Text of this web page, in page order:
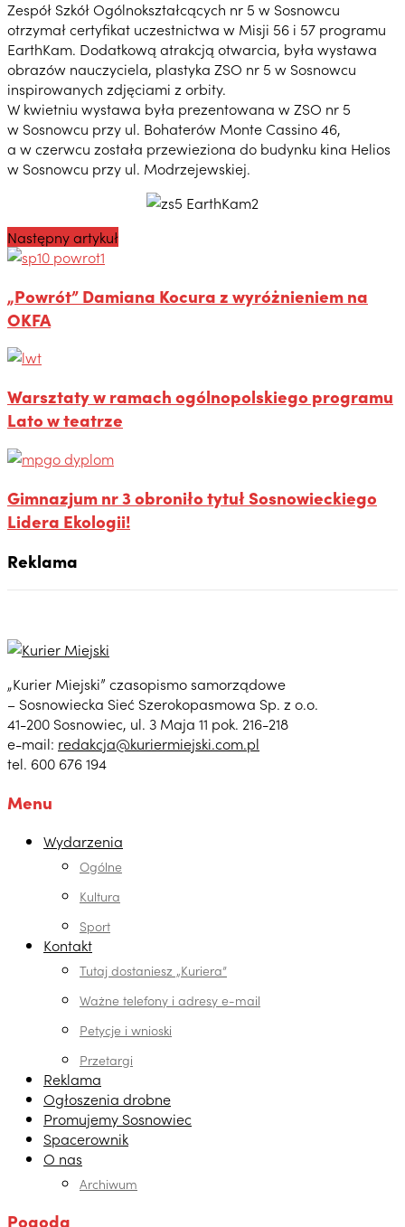
Zespół Szkół Ogólnokształcących nr 5 w Sosnowcu
otrzymał certyfikat uczestnictwa w Misji 56 i 57 programu
EarthKam. Dodatkową atrakcją otwarcia, była wystawa
obrazów nauczyciela, plastyka ZSO nr 5 w Sosnowcu
inspirowanych zdjęciami z orbity.
W kwietniu wystawa była prezentowana w ZSO nr 5
w Sosnowcu przy ul. Bohaterów Monte Cassino 46,
a w czerwcu została przewieziona do budynku kina Helios
w Sosnowcu przy ul. Modrzejewskiej.
Następny artykuł
„Powrót” Damiana Kocura z wyróżnieniem na
OKFA
Warsztaty w ramach ogólnopolskiego programu
Lato w teatrze
Gimnazjum nr 3 obroniło tytuł Sosnowieckiego
Lidera Ekologii!
Reklama
„Kurier Miejski” czasopismo samorządowe
– Sosnowiecka Sieć Szerokopasmowa Sp. z o.o.
41-200 Sosnowiec, ul. 3 Maja 11 pok. 216-218
e-mail: redakcja@kuriermiejski.com.pl
tel. 600 676 194
Menu
Wydarzenia
Ogólne
Kultura
Sport
Kontakt
Tutaj dostaniesz „Kuriera”
Ważne telefony i adresy e-mail
Petycje i wnioski
Przetargi
Reklama
Ogłoszenia drobne
Promujemy Sosnowiec
Spacerownik
O nas
Archiwum
Pogoda